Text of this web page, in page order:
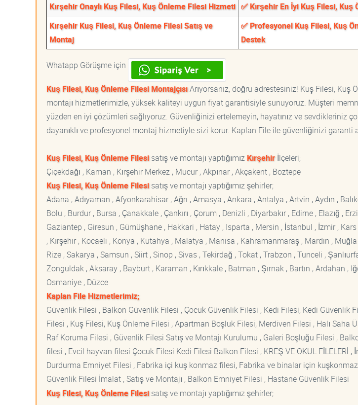
Kırşehir Onaylı Kuş Filesi, Kuş Önleme Filesi Hizmeti ✅ Kırşehir En İyi Kuş Filesi,
Kırşehir Kuş Filesi, Kuş Önleme Filesi Satış ve
Montaj
✅ Profesyonel Kuş Filesi, Kuş
Destek
Whatapp Görüşme için
Kuş Filesi, Kuş Önleme Filesi MontajçısıArıyorsanız, doğru adrestesiniz! Kuş Filesi, Kuş
montajı hizmetlerimizle, yüksek kaliteyi uygun fiyat garantisiyle sunuyoruz. Müşteri
yüzden en iyi çözümleri sağlıyoruz. Güvenliğinizi ertelemeyin, hayatınız ve sevdikleriniz
dayanıklı ve profesyonel montaj hizmetiyle sizi korur. Kaplan File ile güvenliğinizi garanti
Kuş Filesi, Kuş Önleme Filesisatış ve montajı yaptığımız Kırşehir İlçeleri;
Çiçekdağı , Kaman , Kırşehir Merkez , Mucur , Akpınar , Akçakent , Boztepe
Kuş Filesi, Kuş Önleme Filesisatış ve montajı yaptığımız şehirler;
Adana , Adıyaman , Afyonkarahisar , Ağrı , Amasya , Ankara , Antalya , Artvin , Aydın ,
Bolu , Burdur , Bursa , Çanakkale , Çankırı , Çorum , Denizli , Diyarbakır , Edirne , Elazığ ,
Gaziantep , Giresun , Gümüşhane , Hakkari , Hatay , Isparta , Mersin , İstanbul , İzmir ,
, Kırşehir , Kocaeli , Konya , Kütahya , Malatya , Manisa , Kahramanmaraş , Mardin ,
Rize , Sakarya , Samsun , Siirt , Sinop , Sivas , Tekirdağ , Tokat , Trabzon , Tunceli ,
Zonguldak , Aksaray , Bayburt , Karaman , Kırıkkale , Batman , Şırnak , Bartın , Ardahan ,
Osmaniye , Düzce
Kaplan File Hizmetlerimiz;
Güvenlik Filesi , Balkon Güvenlik Filesi , Çocuk Güvenlik Filesi , Kedi Filesi, Kedi Güvenlik
Filesi , Kuş Filesi, Kuş Önleme Filesi , Apartman Boşluk Filesi, Merdiven Filesi , Halı Saha
Raf Koruma Filesi , Güvenlik Filesi Satış ve Montajı Kurulumu , Galeri Boşluğu Filesi ,
filesi , Evcil hayvan filesi Çocuk Filesi Kedi Filesi Balkon Filesi , KREŞ VE OKUL FİLELERİ ,
Durdurma Emniyet Filesi , Fabrika içi kuş konmaz filesi, Fabrika ve binalar için
Güvenlik Filesi İmalat , Satış ve Montajı , Balkon Emniyet Filesi , Hastane Güvenlik Filesi
Kuş Filesi, Kuş Önleme Filesisatış ve montajı yaptığımız şehirler;